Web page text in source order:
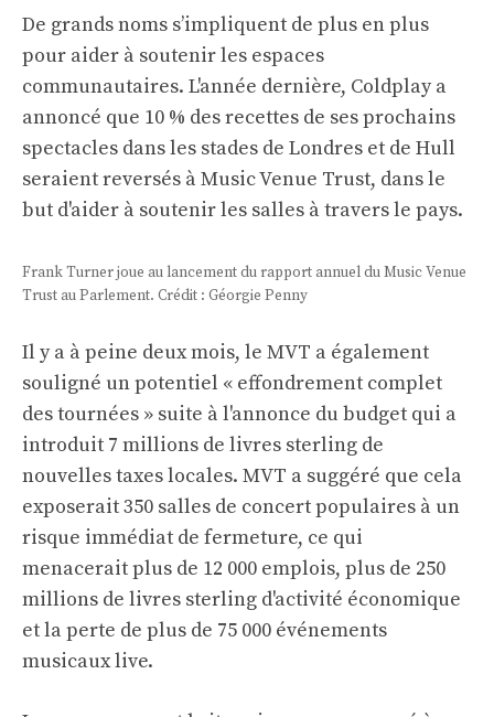
De grands noms s’impliquent de plus en plus
pour aider à soutenir les espaces
communautaires. L'année dernière, Coldplay a
annoncé que 10 % des recettes de ses prochains
spectacles dans les stades de Londres et de Hull
seraient reversés à Music Venue Trust, dans le
but d'aider à soutenir les salles à travers le pays.
Frank Turner joue au lancement du rapport annuel du Music Venue
Trust au Parlement. Crédit : Géorgie Penny
Il y a à peine deux mois, le MVT a également
souligné un potentiel « effondrement complet
des tournées » suite à l'annonce du budget qui a
introduit 7 millions de livres sterling de
nouvelles taxes locales. MVT a suggéré que cela
exposerait 350 salles de concert populaires à un
risque immédiat de fermeture, ce qui
menacerait plus de 12 000 emplois, plus de 250
millions de livres sterling d'activité économique
et la perte de plus de 75 000 événements
musicaux live.